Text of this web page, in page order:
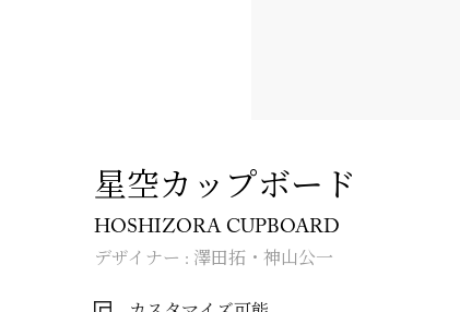
星空カップボード
HOSHIZORA CUPBOARD
デザイナー : 澤田拓・神山公一